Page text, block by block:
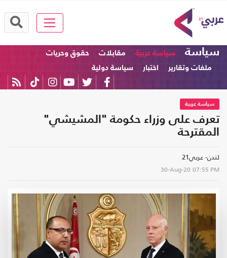
سياسة سياسة عربية مقابلات
حقوق وحريات
ملفات وتقارير
اختبار سياسة دولية
سياسة عربية
تعرف على وزراء حكومة "المشيشي"
المقترحة
لندن- عربي21
30-Aug-20 07:55 PM